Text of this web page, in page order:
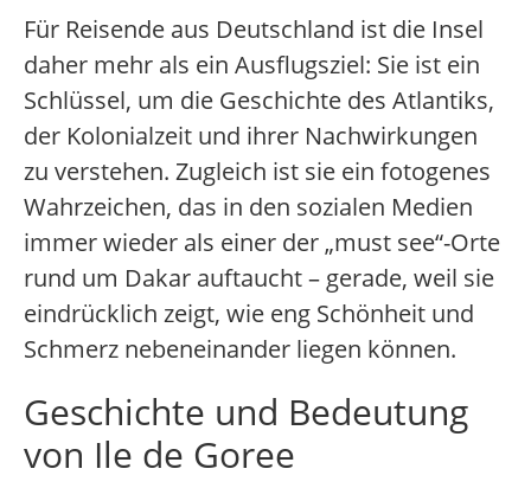
Für Reisende aus Deutschland ist die Insel
daher mehr als ein Ausflugsziel: Sie ist ein
Schlüssel, um die Geschichte des Atlantiks,
der Kolonialzeit und ihrer Nachwirkungen
zu verstehen. Zugleich ist sie ein fotogenes
Wahrzeichen, das in den sozialen Medien
immer wieder als einer der „must see“-Orte
rund um Dakar auftaucht – gerade, weil sie
eindrücklich zeigt, wie eng Schönheit und
Schmerz nebeneinander liegen können.
Geschichte und Bedeutung
von Ile de Goree